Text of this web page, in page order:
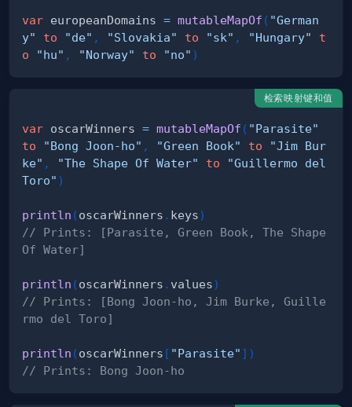
var europeanDomains = mutableMapOf ( "German
y"
to "de" , "Slovakia" to "sk" , "Hungary"
t
o
"hu" , "Norway" to "no" )
检索映射键和值
var oscarWinners = mutableMapOf ( "Parasite"
to
"Bong Joon-ho" , "Green Book" to
"Jim Bur
ke" , "The Shape Of Water" to
"Guillermo del
Toro" )
println (oscarWinners . keys)
// Prints: [Parasite, Green Book, The Shape
Of Water]
println (oscarWinners . values)
// Prints: [Bong Joon-ho, Jim Burke, Guille
rmo del Toro]
println (oscarWinners [ "Parasite" ] )
// Prints: Bong Joon-ho